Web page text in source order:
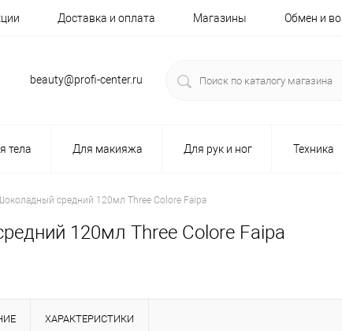
Доставка и оплата Магазины Обмен и
beauty@profi-center.ru
тела Для макияжа Для рук и ног Техника
средний 120мл Three Colore Faipa
120мл Three Colore Faipa
ХАРАКТЕРИСТИКИ